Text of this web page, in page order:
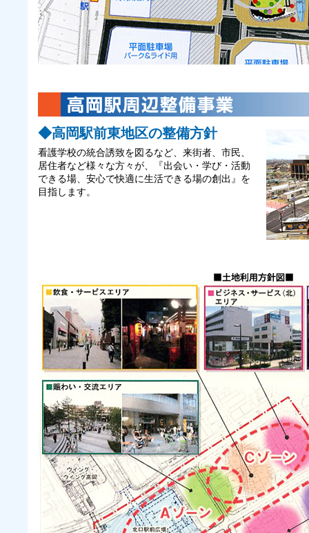
◆高岡駅前東地区の整備方針
看護学校の統合誘致を図るなど、来街者、市民、
居住者など様々な方々が、『出会い・学び・活動
できる場、安心で快適に生活できる場の創出』を
目指します。